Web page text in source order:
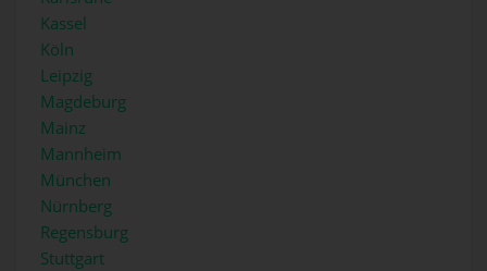
Kassel
Köln
Leipzig
Magdeburg
Mainz
Mannheim
München
Nürnberg
Regensburg
Stuttgart